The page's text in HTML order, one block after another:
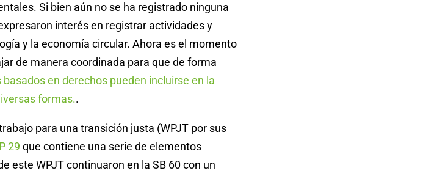
Si bien aún no se ha registrado ninguna
interés en registrar actividades y
y la economía circular. Ahora es el momento
de manera coordinada para que de forma
​​en derechos pueden incluirse en la
formas..
para una transición justa (WPJT por sus
29 que contiene una serie de elementos
este WPJT continuaron en la SB 60 con un